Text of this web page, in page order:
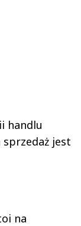
handlu
jest
na